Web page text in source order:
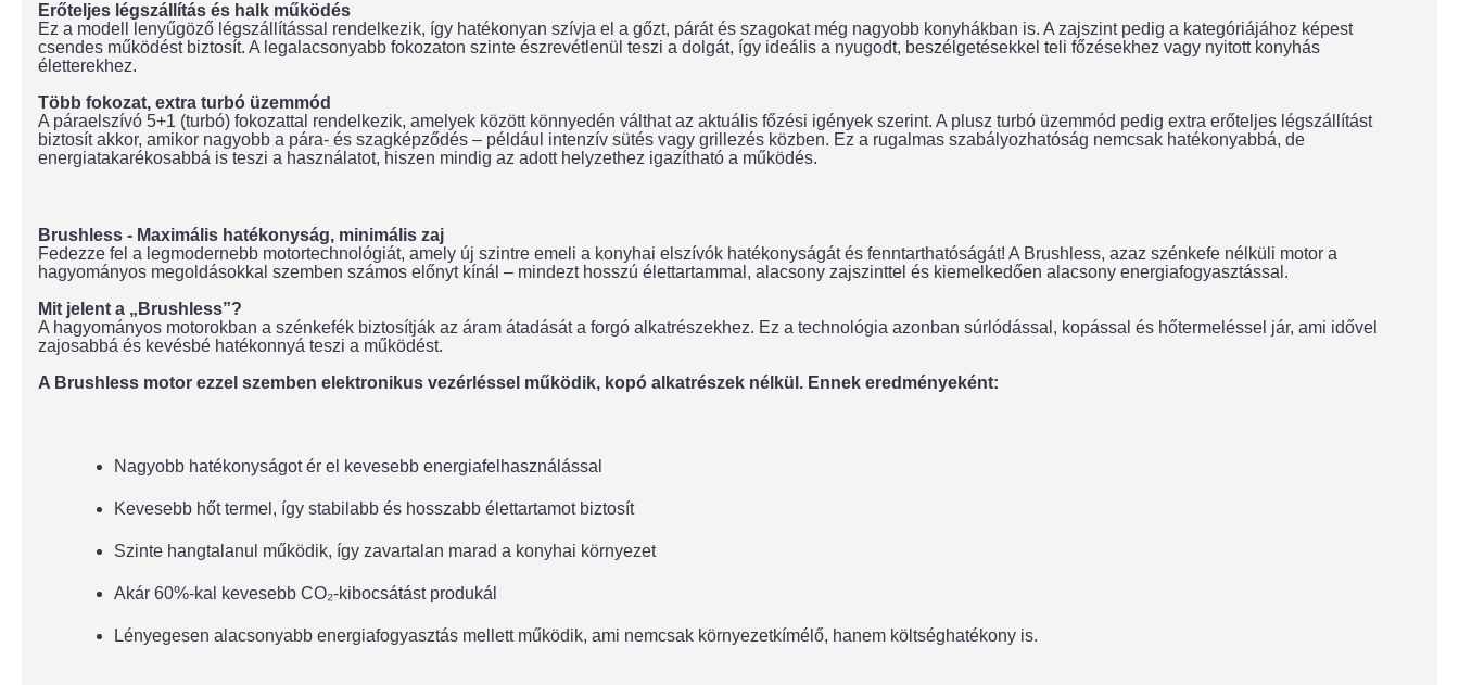
Erőteljes légszállítás és halk működés
Ez a modell lenyűgöző légszállítással rendelkezik, így hatékonyan szívja el a gőzt, párát és szagokat még nagyobb konyhákban is. A zajszint pedig a kategóriájához képest
csendes működést biztosít. A legalacsonyabb fokozaton szinte észrevétlenül teszi a dolgát, így ideális a nyugodt, beszélgetésekkel teli főzésekhez vagy nyitott konyhás
életterekhez.
Több fokozat, extra turbó üzemmód
A páraelszívó 5+1 (turbó) fokozattal rendelkezik, amelyek között könnyedén válthat az aktuális főzési igények szerint. A plusz turbó üzemmód pedig extra erőteljes légszállítást
biztosít akkor, amikor nagyobb a pára- és szagképződés – például intenzív sütés vagy grillezés közben. Ez a rugalmas szabályozhatóság nemcsak hatékonyabbá, de
energiatakarékosabbá is teszi a használatot, hiszen mindig az adott helyzethez igazítható a működés.
Brushless - Maximális hatékonyság, minimális zaj
Fedezze fel a legmodernebb motortechnológiát, amely új szintre emeli a konyhai elszívók hatékonyságát és fenntarthatóságát! A Brushless, azaz szénkefe nélküli motor a
hagyományos megoldásokkal szemben számos előnyt kínál – mindezt hosszú élettartammal, alacsony zajszinttel és kiemelkedően alacsony energiafogyasztással.
Mit jelent a „Brushless”?
A hagyományos motorokban a szénkefék biztosítják az áram átadását a forgó alkatrészekhez. Ez a technológia azonban súrlódással, kopással és hőtermeléssel jár, ami idővel
zajosabbá és kevésbé hatékonnyá teszi a működést.
A Brushless motor ezzel szemben elektronikus vezérléssel működik, kopó alkatrészek nélkül. Ennek eredményeként:
Nagyobb hatékonyságot ér el kevesebb energiafelhasználással
Kevesebb hőt termel, így stabilabb és hosszabb élettartamot biztosít
Szinte hangtalanul működik, így zavartalan marad a konyhai környezet
Akár 60%-kal kevesebb CO₂-kibocsátást produkál
Lényegesen alacsonyabb energiafogyasztás mellett működik, ami nemcsak környezetkímélő, hanem költséghatékony is.